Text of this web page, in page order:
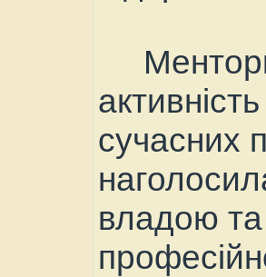
сучасних
владою